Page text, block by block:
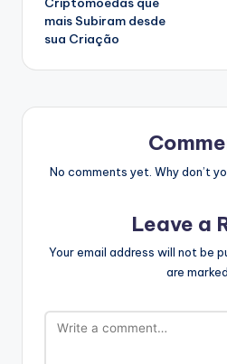
mais Subiram desde
sua Criação
No comments yet. Why don’t
Leave a
Your email address will not be
are marked